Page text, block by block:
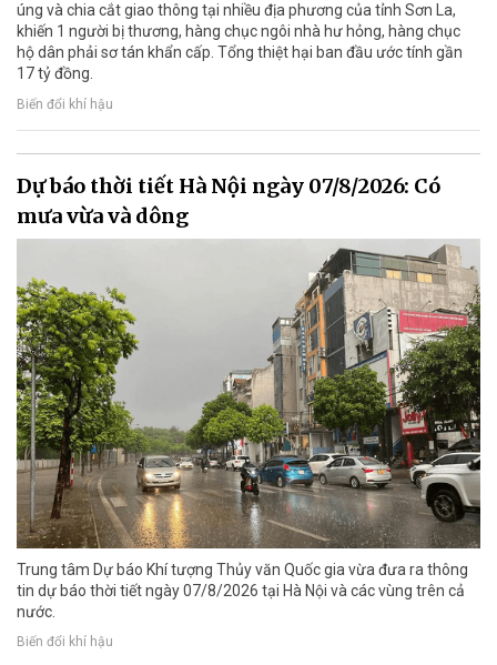
úng và chia cắt giao thông tại nhiều địa phương của tỉnh Sơn La,
khiến 1 người bị thương, hàng chục ngôi nhà hư hỏng, hàng chục
hộ dân phải sơ tán khẩn cấp. Tổng thiệt hại ban đầu ước tính gần
17 tỷ đồng.
Biến đổi khí hậu
Dự báo thời tiết Hà Nội ngày 07/8/2026: Có
mưa vừa và dông
Trung tâm Dự báo Khí tượng Thủy văn Quốc gia vừa đưa ra thông
tin dự báo thời tiết ngày 07/8/2026 tại Hà Nội và các vùng trên cả
nước.
Biến đổi khí hậu